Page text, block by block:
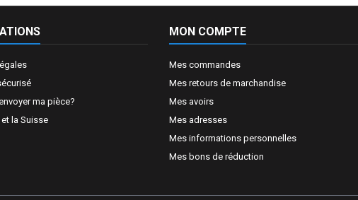
ma pièce?
la Suisse
MON COMPTE
Mes commandes
Mes retours de marchandise
Mes avoirs
Mes adresses
Mes informations personnelles
Mes bons de réduction